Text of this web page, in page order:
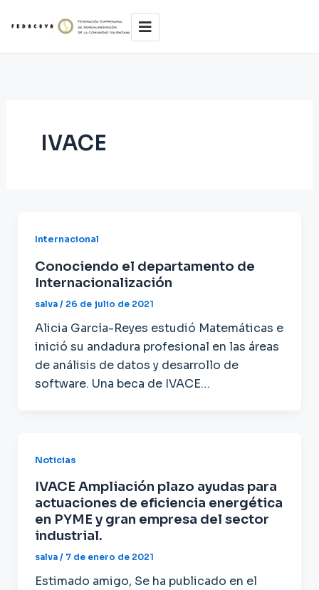
IVACE
Internacional
Conociendo el departamento de
Internacionalización
salva / 26 de julio de 2021
Alicia García-Reyes estudió Matemáticas e
inició su andadura profesional en las áreas
de análisis de datos y desarrollo de
software. Una beca de IVACE…
Noticias
IVACE Ampliación plazo ayudas para
actuaciones de eficiencia energética
en PYME y gran empresa del sector
industrial.
salva / 7 de enero de 2021
Estimado amigo, Se ha publicado en el